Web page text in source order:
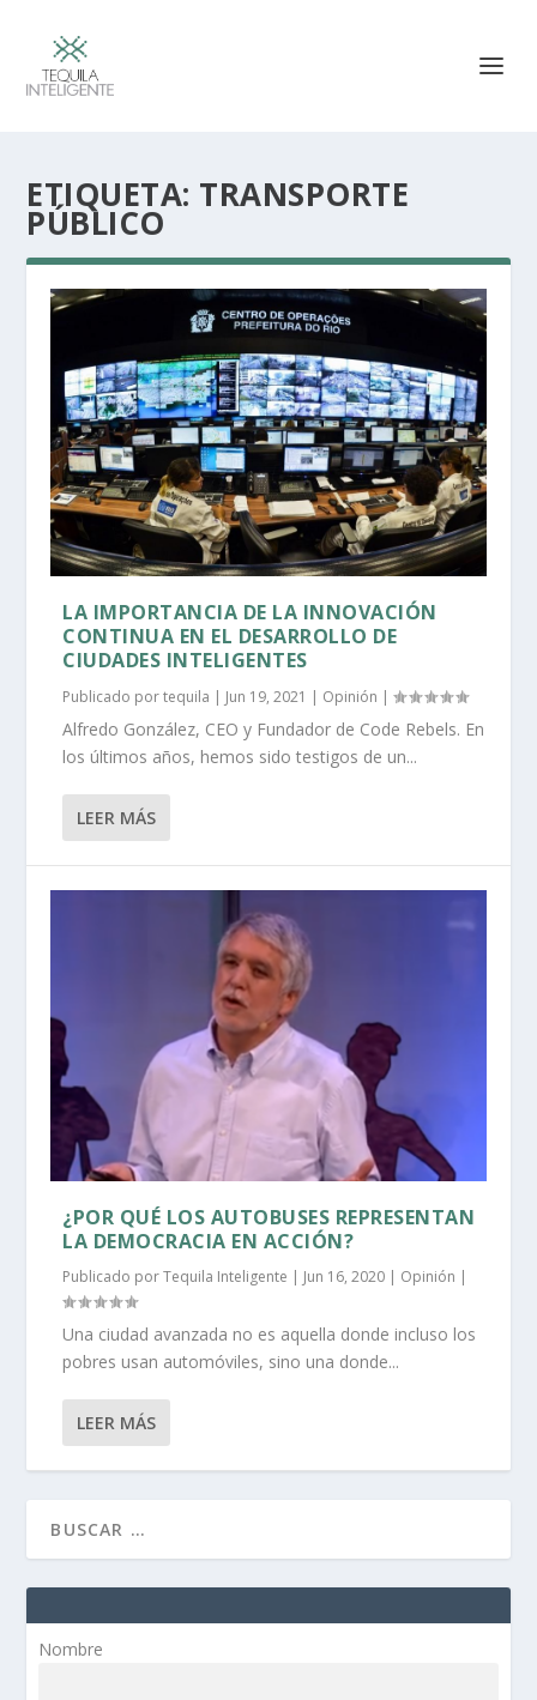
ETIQUETA: TRANSPORTE
PÚBLICO
LA IMPORTANCIA DE LA INNOVACIÓN
CONTINUA EN EL DESARROLLO DE
CIUDADES INTELIGENTES
Publicado portequila | Jun 19, 2021 | Opinión |
Alfredo González, CEO y Fundador de Code Rebels. En
los últimos años, hemos sido testigos de un...
LEER MÁS
¿POR QUÉ LOS AUTOBUSES REPRESENTAN
LA DEMOCRACIA EN ACCIÓN?
Publicado porTequila Inteligente | Jun 16, 2020 | Opinión |
Una ciudad avanzada no es aquella donde incluso los
pobres usan automóviles, sino una donde...
LEER MÁS
Nombre